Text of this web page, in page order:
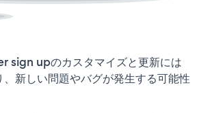
sign upのカスタマイズと更新には
新しい問題やバグが発生する可能性